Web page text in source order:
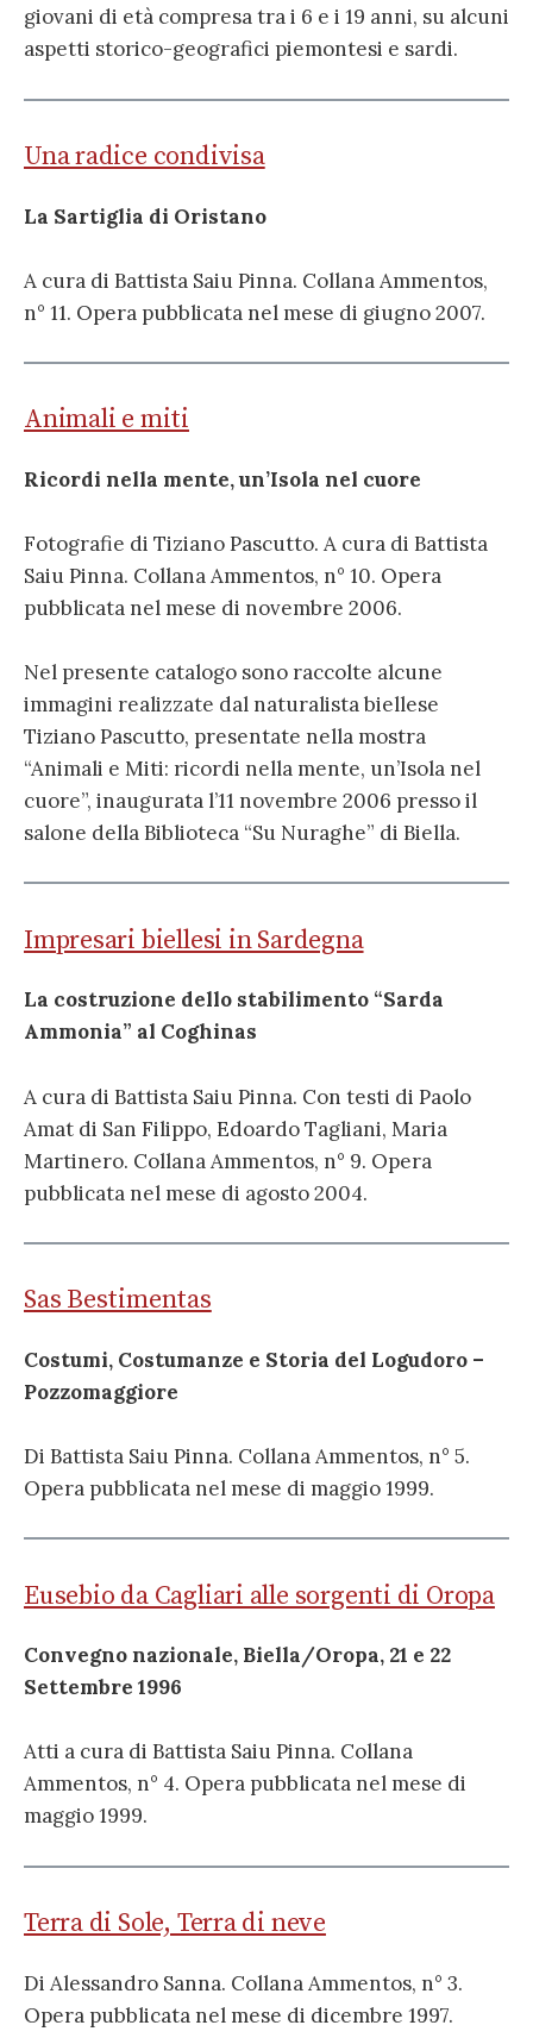
giovani di età compresa tra i 6 e i 19 anni, su alcuni
aspetti storico-geografici piemontesi e sardi.
Una radice condivisa
La Sartiglia di Oristano
A cura di Battista Saiu Pinna. Collana Ammentos,
n° 11. Opera pubblicata nel mese di giugno 2007.
Animali e miti
Ricordi nella mente, un’Isola nel cuore
Fotografie di Tiziano Pascutto. A cura di Battista
Saiu Pinna. Collana Ammentos, n° 10. Opera
pubblicata nel mese di novembre 2006.
Nel presente catalogo sono raccolte alcune
immagini realizzate dal naturalista biellese
Tiziano Pascutto, presentate nella mostra
“Animali e Miti: ricordi nella mente, un’Isola nel
cuore”, inaugurata l’11 novembre 2006 presso il
salone della Biblioteca “Su Nuraghe” di Biella.
Impresari biellesi in Sardegna
La costruzione dello stabilimento “Sarda
Ammonia” al Coghinas
A cura di Battista Saiu Pinna. Con testi di Paolo
Amat di San Filippo, Edoardo Tagliani, Maria
Martinero. Collana Ammentos, n° 9. Opera
pubblicata nel mese di agosto 2004.
Sas Bestimentas
Costumi, Costumanze e Storia del Logudoro –
Pozzomaggiore
Di Battista Saiu Pinna. Collana Ammentos, n° 5.
Opera pubblicata nel mese di maggio 1999.
Eusebio da Cagliari alle sorgenti di Oropa
Convegno nazionale, Biella/Oropa, 21 e 22
Settembre 1996
Atti a cura di Battista Saiu Pinna. Collana
Ammentos, n° 4. Opera pubblicata nel mese di
maggio 1999.
Terra di Sole, Terra di neve
Di Alessandro Sanna. Collana Ammentos, n° 3.
Opera pubblicata nel mese di dicembre 1997.